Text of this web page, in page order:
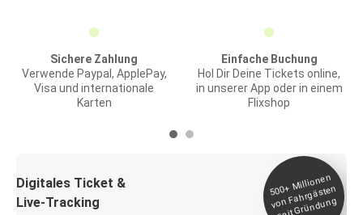
Sichere Zahlung
Verwende Paypal, ApplePay,
Visa und internationale
Karten
Einfache Buchung
Hol Dir Deine Tickets online,
in unserer App oder in einem
Flixshop
Digitales Ticket &
Live-Tracking
500+
Millionen
von Fahrgästen
seit
Gründung